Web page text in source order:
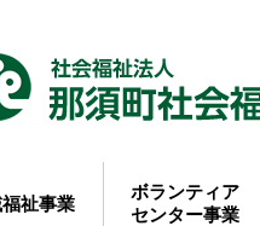
祉事業
ボランティア
センター事業